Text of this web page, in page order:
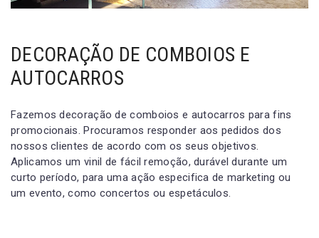
DECORAÇÃO DE COMBOIOS E
AUTOCARROS
Fazemos decoração de comboios e autocarros para fins
promocionais. Procuramos responder aos pedidos dos
nossos clientes de acordo com os seus objetivos.
Aplicamos um vinil de fácil remoção, durável durante um
curto período, para uma ação especifica de marketing ou
um evento, como concertos ou espetáculos.